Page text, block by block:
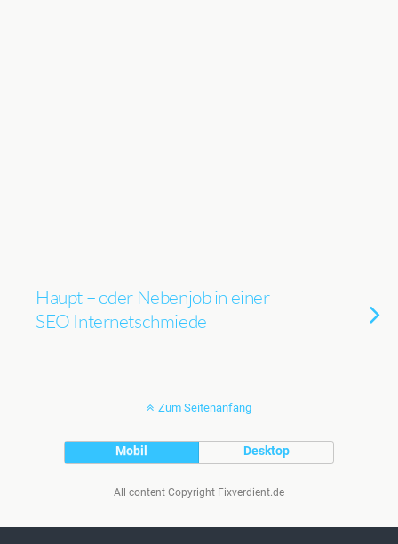
Haupt – oder Nebenjob in einer
SEO Internetschmiede
Zum Seitenanfang
Mobil Desktop
All content Copyright Fixverdient.de